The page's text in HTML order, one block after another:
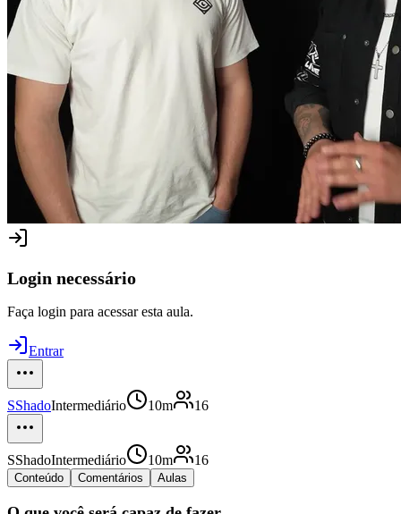
Login necessário
Faça login para acessar esta aula.
Entrar
SShadoIntermediário 10m 16
SShadoIntermediário 10m 16
Conteúdo Comentários Aulas